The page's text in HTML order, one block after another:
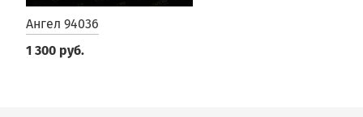
Ангел 94036
1 300 руб.